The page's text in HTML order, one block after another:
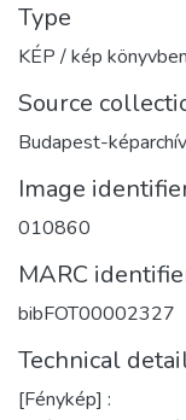
Type
KÉP / kép könyvben
Source
Budapest-
Image
010860
MARC
bibFOT00002327
Technical
[Fénykép] :